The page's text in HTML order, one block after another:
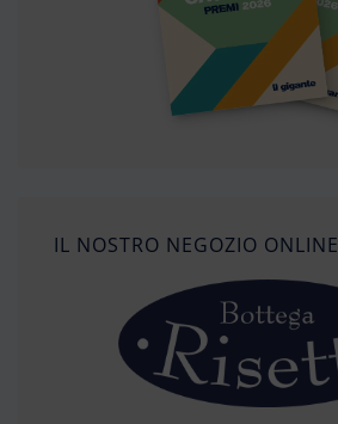
IL NOSTRO NEGOZIO ONLINE